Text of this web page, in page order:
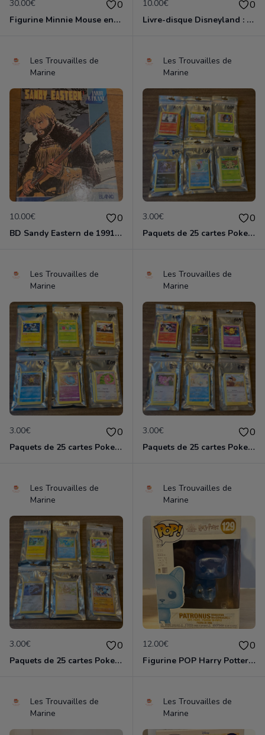
30.00€ 0
Figurine Minnie Mouse en porcelaine de 14 cm de haut marque Disney comme neuve
10.00€ 0
Livre-disque Disneyland : Blanche-Neige et les 7 nains 33 tours 1/3 avec 24 pages en couleurs en bon état
Les Trouvailles de
Marine
10.00€ 0
BD Sandy Eastern de 1991 en tres bon etat
Les Trouvailles de
Marine
3.00€ 0
Paquets de 25 cartes Pokemon etat comme neuf
Les Trouvailles de
Marine
3.00€ 0
Paquets de 25 cartes Pokemon etat comme neuf
Les Trouvailles de
Marine
3.00€ 0
Paquets de 25 cartes Pokemon etat comme neuf
Les Trouvailles de
Marine
3.00€ 0
Paquets de 25 cartes Pokemon etat comme neuf
Les Trouvailles de
Marine
12.00€ 0
Figurine POP Harry Potter 129 Patronus Minerva Mc Gonagall neuve non deboxee
Les Trouvailles de
Marine
Les Trouvailles de
Marine